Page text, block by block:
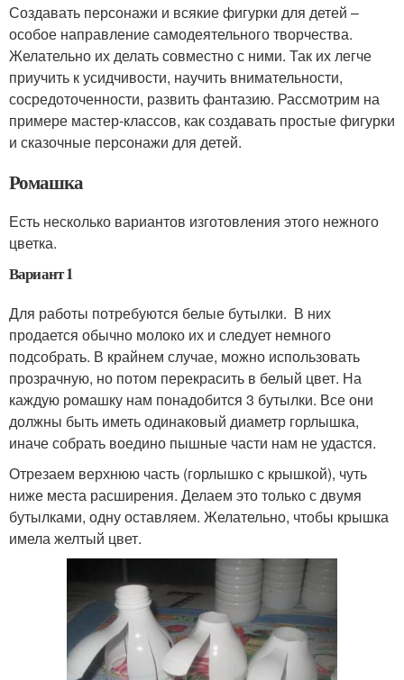
Создавать персонажи и всякие фигурки для детей –
особое направление самодеятельного творчества.
Желательно их делать совместно с ними. Так их легче
приучить к усидчивости, научить внимательности,
сосредоточенности, развить фантазию. Рассмотрим на
примере мастер-классов, как создавать простые фигурки
и сказочные персонажи для детей.
Ромашка
Есть несколько вариантов изготовления этого нежного
цветка.
Вариант 1
Для работы потребуются белые бутылки. В них
продается обычно молоко их и следует немного
подсобрать. В крайнем случае, можно использовать
прозрачную, но потом перекрасить в белый цвет. На
каждую ромашку нам понадобится 3 бутылки. Все они
должны быть иметь одинаковый диаметр горлышка,
иначе собрать воедино пышные части нам не удастся.
Отрезаем верхнюю часть (горлышко с крышкой), чуть
ниже места расширения. Делаем это только с двумя
бутылками, одну оставляем. Желательно, чтобы крышка
имела желтый цвет.